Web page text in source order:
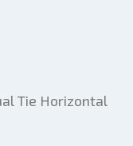
Tie Horizontal